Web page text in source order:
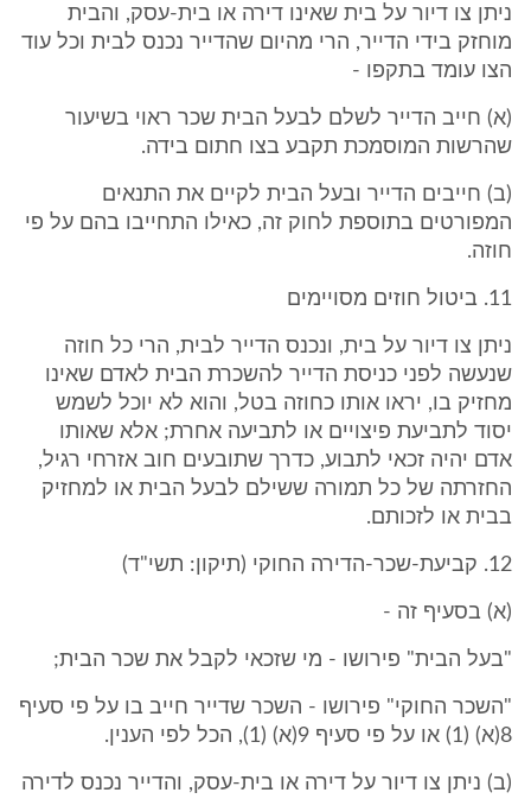
ניתן צו דיור על בית שאינו דירה או בית-עסק, והבית
מוחזק בידי הדייר, הרי מהיום שהדייר נכנס לבית וכל עוד
הצו עומד בתקפו -
(א) חייב הדייר לשלם לבעל הבית שכר ראוי בשיעור
שהרשות המוסמכת תקבע בצו חתום בידה.
(ב) חייבים הדייר ובעל הבית לקיים את התנאים
המפורטים בתוספת לחוק זה, כאילו התחייבו בהם על פי
חוזה.
11. ביטול חוזים מסויימים
ניתן צו דיור על בית, ונכנס הדייר לבית, הרי כל חוזה
שנעשה לפני כניסת הדייר להשכרת הבית לאדם שאינו
מחזיק בו, יראו אותו כחוזה בטל, והוא לא יוכל לשמש
יסוד לתביעת פיצויים או לתביעה אחרת; אלא שאותו
אדם יהיה זכאי לתבוע, כדרך שתובעים חוב אזרחי רגיל,
החזרתה של כל תמורה ששילם לבעל הבית או למחזיק
בבית או לזכותם.
12. קביעת-שכר-הדירה החוקי (תיקון: תשי"ד)
(א) בסעיף זה -
"בעל הבית" פירושו - מי שזכאי לקבל את שכר הבית;
"השכר החוקי" פירושו - השכר שדייר חייב בו על פי סעיף
8(א) (1) או על פי סעיף 9(א) (1), הכל לפי הענין.
(ב) ניתן צו דיור על דירה או בית-עסק, והדייר נכנס לדירה